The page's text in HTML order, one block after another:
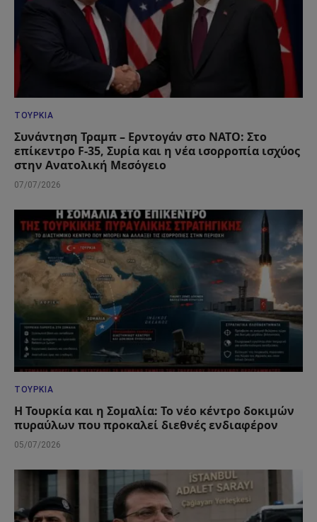
ΤΟΥΡΚΊΑ
Συνάντηση Τραμπ – Ερντογάν στο ΝΑΤΟ: Στο
επίκεντρο F-35, Συρία και η νέα ισορροπία ισχύος
στην Ανατολική Μεσόγειο
07/07/2026
ΤΟΥΡΚΊΑ
Η Τουρκία και η Σομαλία: Το νέο κέντρο δοκιμών
πυραύλων που προκαλεί διεθνές ενδιαφέρον
05/07/2026